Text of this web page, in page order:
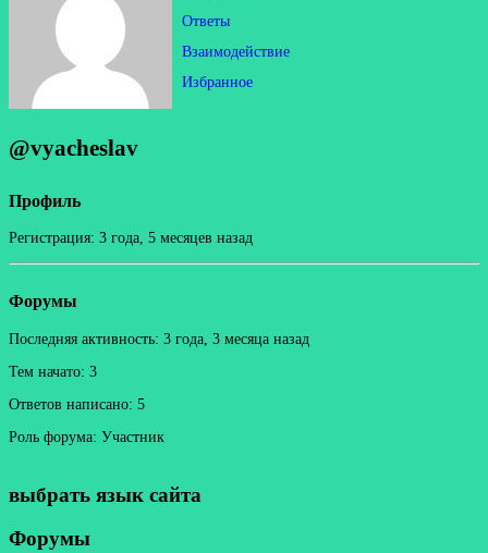
Ответы
Взаимодействие
Избранное
@vyacheslav
Профиль
Регистрация: 3 года, 5 месяцев назад
Форумы
Последняя активность: 3 года, 3 месяца назад
Тем начато: 3
Ответов написано: 5
Роль форума: Участник
выбрать язык сайта
Форумы